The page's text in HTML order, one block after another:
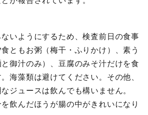
いようにするため、検査前日の食事
ともお粥（梅干・ふりかけ）、素う
御汁のみ）、豆腐のみそ汁だけを食
海藻類は避けてください。その他、
ジュースは飲んでも構いません。
飲んだほうが腸の中がきれいになり